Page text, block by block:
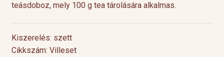
teásdoboz, mely 100 g tea tárolására alkalmas.
Kiszerelés: szett
Cikkszám: Villeset